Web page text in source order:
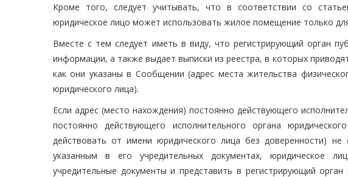
Кроме того, следует учитывать, что в соответствии со
юридическое лицо может использовать жилое помещение только
Вместе с тем следует иметь в виду, что регистрирующий орган
информации, а также выдает выписки из реестра, в которых
как они указаны в Сообщении (адрес места жительства
юридического лица).
Если адрес (место нахождения) постоянно действующего
постоянно действующего исполнительного органа
действовать от имени юридического лица без доверенности)
указанным в его учредительных документах, юридическое
учредительные документы и представить в регистрирующий орган